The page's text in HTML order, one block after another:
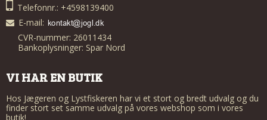
Telefonnr.: +4598139400
E-mail:
CVR-nummer: 26011434
Bankoplysninger: Spar Nord
VI HAR EN BUTIK
Hos Jægeren og Lystfiskeren har vi et stort og bredt udvalg og du
finder stort set samme udvalg på vores webshop som i vores
butik!